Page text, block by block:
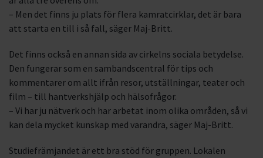
– Men det finns ju plats för flera kamratcirklar, det är bara
att starta en till i så fall, säger Maj-Britt.
Det finns också en annan sida av cirkelns sociala betydelse.
Den fungerar som en sambandscentral för tips och
kommentarer om allt ifrån resor, utställningar, teater och
film – till hantverkshjälp och hälsofrågor.
– Vi har ju nätverk och har arbetat inom olika områden, så vi
kan dela mycket kunskap med varandra, säger Maj-Britt.
Studiefrämjandet är ett bra stöd för gruppen. Lokalen